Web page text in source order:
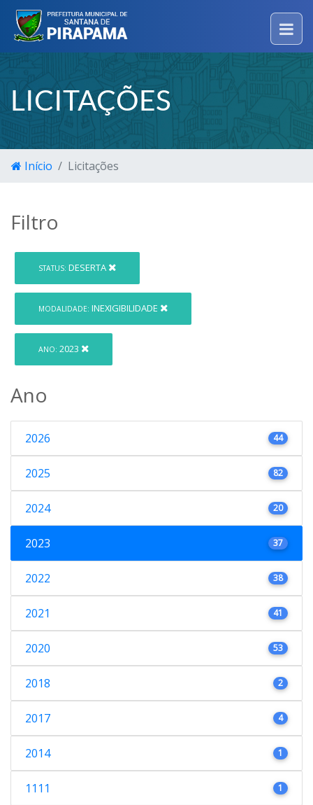
LICITAÇÕES
Início Licitações
Filtro
STATUS: DESERTA
MODALIDADE: INEXIGIBILIDADE
ANO: 2023
Ano
2026 44
2025 82
2024 20
2023 37
2022 38
2021 41
2020 53
2018 2
2017 4
2014 1
1111 1